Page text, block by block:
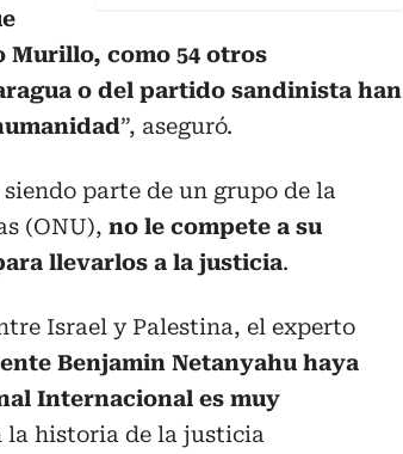
Murillo, como 54 otros
o del partido sandinista han
”, aseguró.
parte de un grupo de la
(ONU), no le compete a su
llevarlos a la justicia.
Israel y Palestina, el experto
Benjamin Netanyahu haya
Internacional es muy
la historia de la justicia